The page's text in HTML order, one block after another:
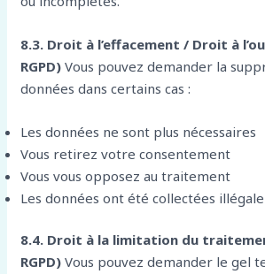
8.3. Droit à l’effacement / Droit à
RGPD) Vous pouvez demander la
données dans certains cas :
Les données ne sont plus nécessaires
Vous retirez votre consentement
Vous vous opposez au traitement
Les données ont été collectées
8.4. Droit à la limitation du
RGPD) Vous pouvez demander le gel